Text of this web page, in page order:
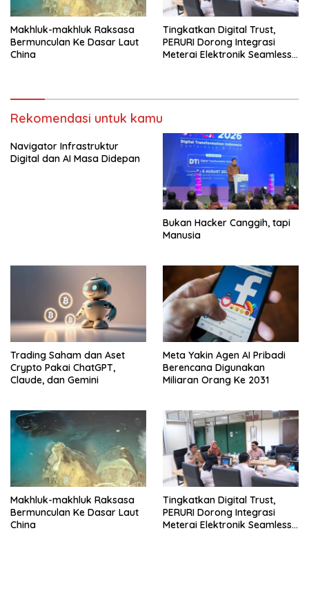
Makhluk-makhluk Raksasa
Bermunculan Ke Dasar Laut
China
Tingkatkan Digital Trust,
PERURI Dorong Integrasi
Meterai Elektronik Seamless
Rekomendasi untuk kamu
Navigator Infrastruktur
Digital dan AI Masa Didepan
Bukan Hacker Canggih, tapi
Manusia
Trading Saham dan Aset
Crypto Pakai ChatGPT,
Claude, dan Gemini
Meta Yakin Agen AI Pribadi
Berencana Digunakan
Miliaran Orang Ke 2031
Makhluk-makhluk Raksasa
Bermunculan Ke Dasar Laut
China
Tingkatkan Digital Trust,
PERURI Dorong Integrasi
Meterai Elektronik Seamless